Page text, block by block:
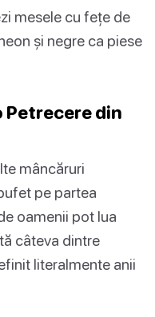
mesele cu fețe de
și negre ca piese
Petrecere din
mâncăruri
pe partea
oamenii pot lua
câteva dintre
literalmente anii